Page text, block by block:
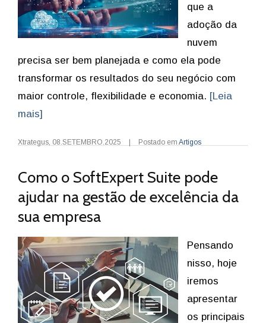
que a
adoção da
nuvem
precisa ser bem planejada e como ela pode
transformar os resultados do seu negócio com
maior controle, flexibilidade e economia. [Leia
mais]
Xtrategus, 08.SETEMBRO.2025 Postado em Artigos
Como o SoftExpert Suite pode
ajudar na gestão de excelência da
sua empresa
Pensando
nisso, hoje
iremos
apresentar
os principais